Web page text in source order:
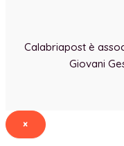
Calabriapost è
Giovani
×